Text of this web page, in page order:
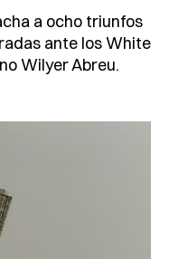
a ocho triunfos
ante los White
Wilyer Abreu.